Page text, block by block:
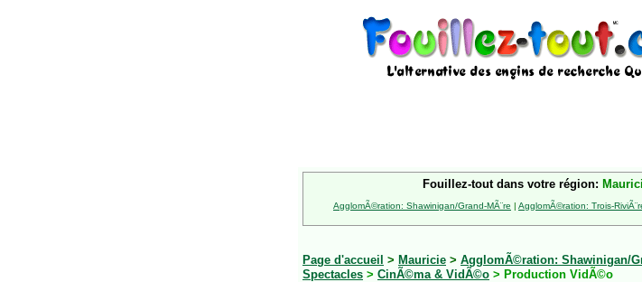
Fouillez-tout dans votre région:
AgglomÃ©ration: Shawinigan/Grand-MÃ¨re | AgglomÃ©ration: Trois-
Page d'accueil > Mauricie > AgglomÃ©ration: Shawinigan/
Spectacles > CinÃ©ma & VidÃ©o > Production VidÃ©o